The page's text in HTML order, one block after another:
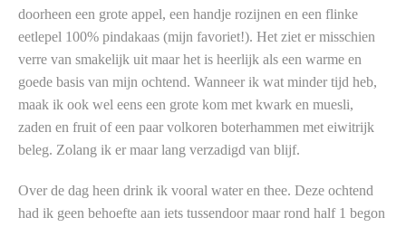
doorheen een grote appel, een handje rozijnen en een flinke
eetlepel 100% pindakaas (mijn favoriet!). Het ziet er misschien
verre van smakelijk uit maar het is heerlijk als een warme en
goede basis van mijn ochtend. Wanneer ik wat minder tijd heb,
maak ik ook wel eens een grote kom met kwark en muesli,
zaden en fruit of een paar volkoren boterhammen met eiwitrijk
beleg. Zolang ik er maar lang verzadigd van blijf.
Over de dag heen drink ik vooral water en thee. Deze ochtend
had ik geen behoefte aan iets tussendoor maar rond half 1 begon